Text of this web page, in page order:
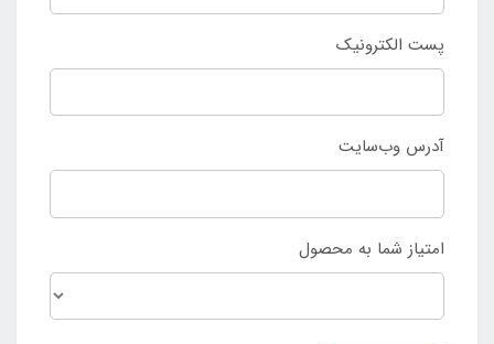
پست الکترونیک
آدرس وب‌سایت
امتیاز شما به محصول